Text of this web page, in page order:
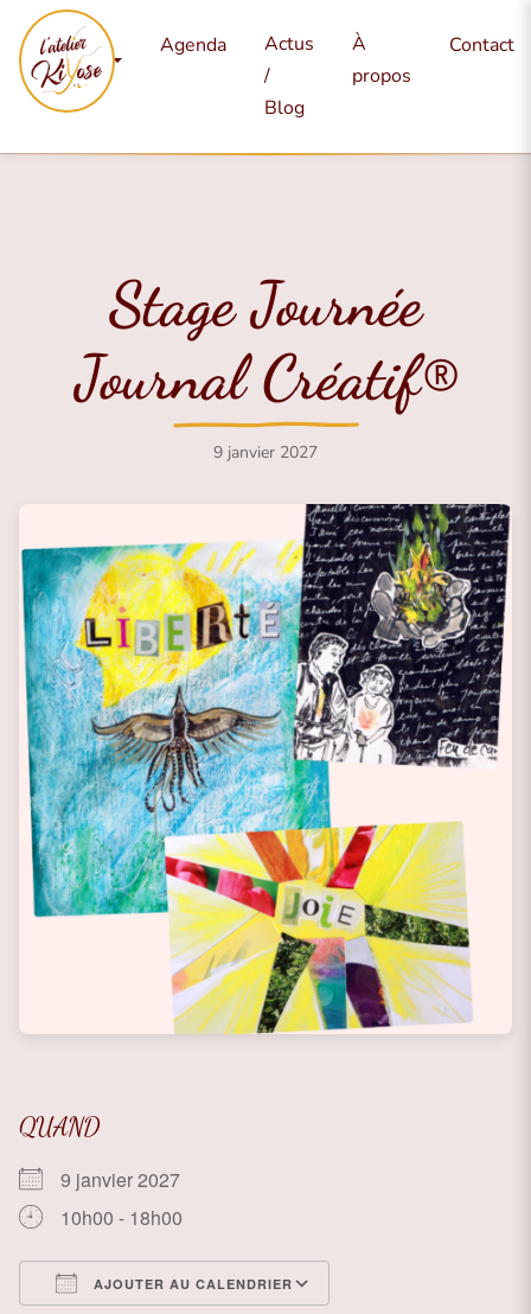
Mes
services
Agenda
Actus
/
Blog
À
propos
Contact
Stage Journée
Journal Créatif®
9 janvier 2027
QUAND
9 janvier 2027
10h00 - 18h00
AJOUTER AU CALENDRIER